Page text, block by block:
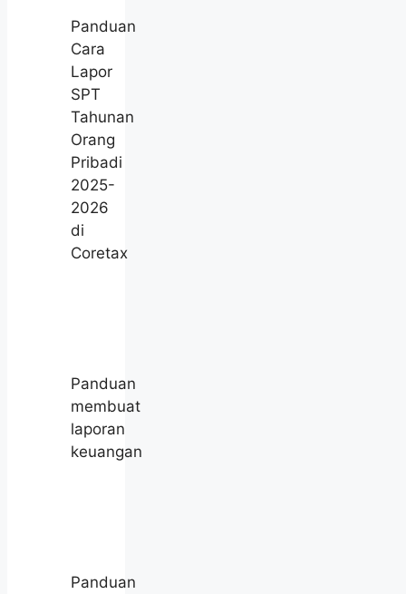
Panduan
Cara
Lapor
SPT
Tahunan
Orang
Pribadi
2025-
2026
di
Coretax
Panduan
membuat
laporan
keuangan
Panduan